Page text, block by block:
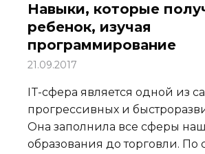
Навыки, которые
ребенок, изучая
программирование
21.09.2017
IT-сфера является одной из
прогрессивных и
Она заполнила все сферы
образования до торговли. По